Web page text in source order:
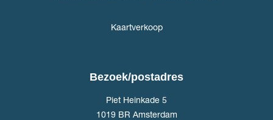
Kaartverkoop
Bezoek/postadres
Piet Heinkade 5
1019 BR Amsterdam